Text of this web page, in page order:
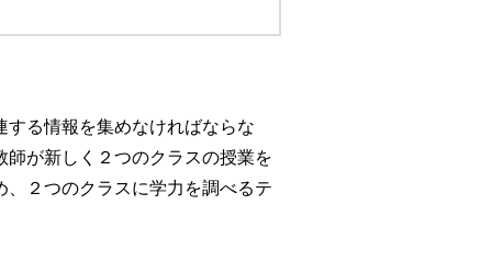
る情報を集めなければならな
が新しく２つのクラスの授業を
２つのクラスに学力を調べるテ